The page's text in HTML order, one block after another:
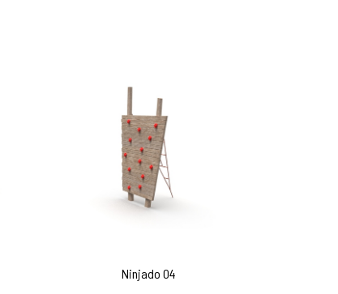
Ninjado 04